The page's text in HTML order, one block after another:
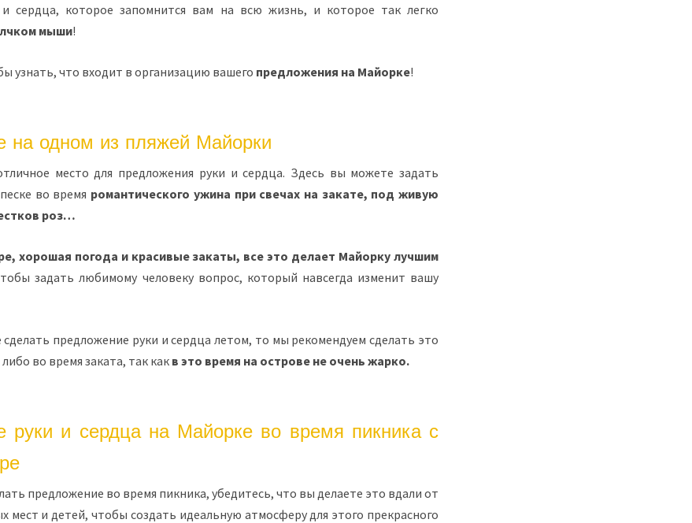
сердца, которое запомнится вам на всю жизнь, и которое так легко
мыши!
узнать, что входит в организацию вашего предложения на Майорке!
на одном из пляжей Майорки
место для предложения руки и сердца. Здесь вы можете задать
во время романтического ужина при свечах на закате, под живую
роз…
хорошая погода и красивые закаты, все это делает Майорку лучшим
задать любимому человеку вопрос, который навсегда изменит вашу
сделать предложение руки и сердца летом, то мы рекомендуем сделать это
во время заката, так как в это время на острове не очень жарко.
руки и сердца на Майорке во время пикника с
предложение во время пикника, убедитесь, что вы делаете это вдали от
мест и детей, чтобы создать идеальную атмосферу для этого прекрасного